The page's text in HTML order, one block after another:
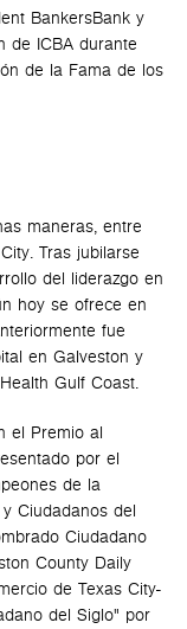
BankersBank y
de ICBA durante
de la Fama de los
maneras, entre
Tras jubilarse
del liderazgo en
hoy se ofrece en
fue
en Galveston y
Gulf Coast.
el Premio al
por el
de la
Ciudadanos del
Ciudadano
County Daily
de Texas City-
del Siglo" por